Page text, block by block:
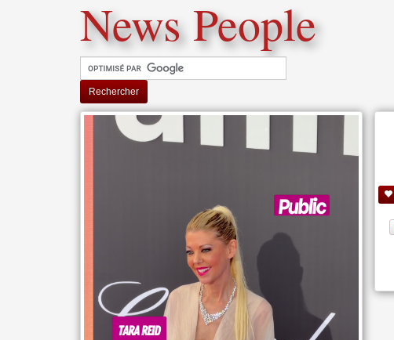
News People
Rechercher